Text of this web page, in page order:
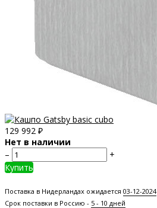
129 992 ₽
Нет в наличии
–
+
Купить
Поставка в Нидерландах ожидается 03-12-2024
Срок поставки в Россию - 5 - 10 дней